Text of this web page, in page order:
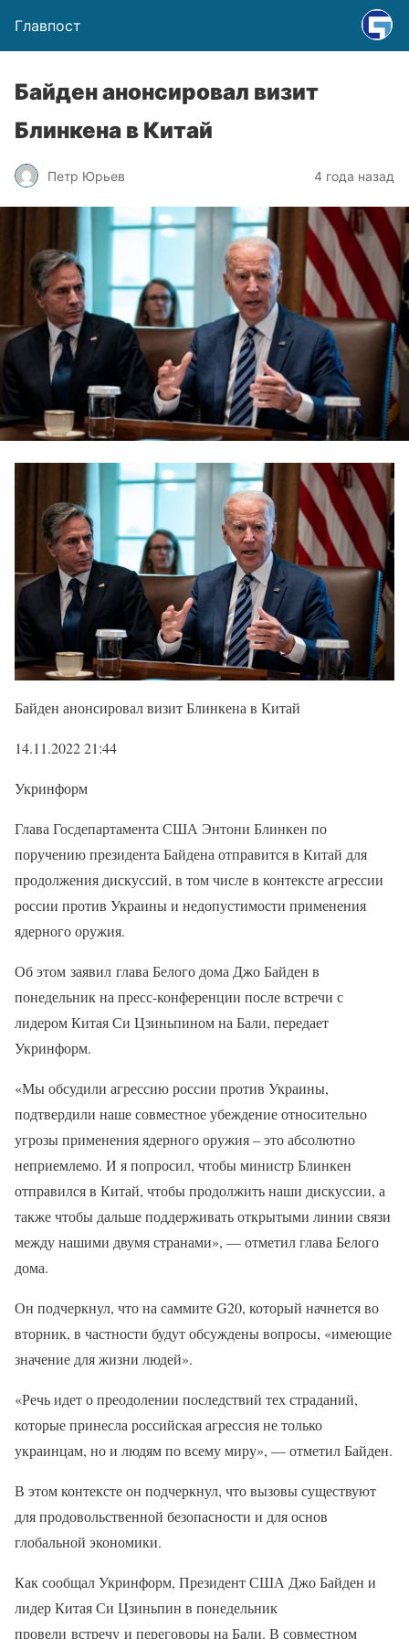
Главпост
Байден анонсировал визит
Блинкена в Китай
Петр Юрьев 4 года назад
Байден анонсировал визит Блинкена в Китай
14.11.2022 21:44
Укринформ
Глава Госдепартамента США Энтони Блинкен по
поручению президента Байдена отправится в Китай для
продолжения дискуссий, в том числе в контексте агрессии
россии против Украины и недопустимости применения
ядерного оружия.
Об этом заявил глава Белого дома Джо Байден в
понедельник на пресс-конференции после встречи с
лидером Китая Си Цзиньпином на Бали, передает
Укринформ.
«Мы обсудили агрессию россии против Украины,
подтвердили наше совместное убеждение относительно
угрозы применения ядерного оружия – это абсолютно
неприемлемо. И я попросил, чтобы министр Блинкен
отправился в Китай, чтобы продолжить наши дискуссии, а
также чтобы дальше поддерживать открытыми линии связи
между нашими двумя странами», — отметил глава Белого
дома.
Он подчеркнул, что на саммите G20, который начнется во
вторник, в частности будут обсуждены вопросы, «имеющие
значение для жизни людей».
«Речь идет о преодолении последствий тех страданий,
которые принесла российская агрессия не только
украинцам, но и людям по всему миру», — отметил Байден.
В этом контексте он подчеркнул, что вызовы существуют
для продовольственной безопасности и для основ
глобальной экономики.
Как сообщал Укринформ, Президент США Джо Байден и
лидер Китая Си Цзиньпин в понедельник
провели встречу и переговоры на Бали. В совместном